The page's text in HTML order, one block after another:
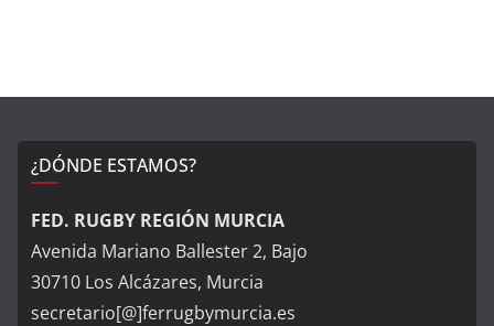
¿DÓNDE ESTAMOS?
FED. RUGBY REGIÓN MURCIA
Avenida Mariano Ballester 2, Bajo
30710 Los Alcázares, Murcia
secretario[@]ferrugbymurcia.es